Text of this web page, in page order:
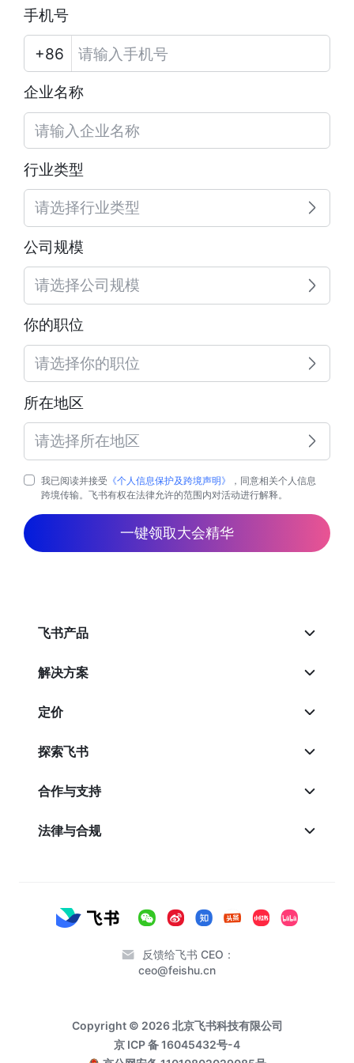
手机号
企业名称
行业类型
请选择行业类型
公司规模
请选择公司规模
你的职位
请选择你的职位
所在地区
请选择所在地区
我已阅读并接受 《个人信息保护及跨境声明》
，同意相关个人信息
跨境传输。飞书有权在法律允许的范围内对活动进行解释。
一键领取大会精华
飞书产品
解决方案
定价
探索飞书
合作与支持
法律与合规
反馈给飞书 CEO：
ceo@feishu.cn
Copyright © 2026 北京飞书科技有限公司
京 ICP 备 16045432号-4